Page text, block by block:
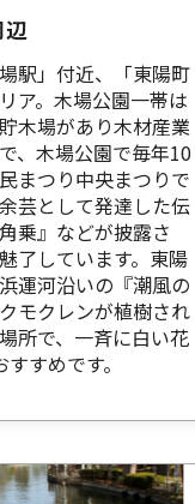
駅」付近、「東陽町
ア。木場公園一帯は
木場があり木材産業
、木場公園で毎年10
まつり中央まつりで
芸として発達した伝
乗』などが披露さ
了しています。東陽
運河沿いの『潮風の
モクレンが植樹され
所で、一斉に白い花
すめです。